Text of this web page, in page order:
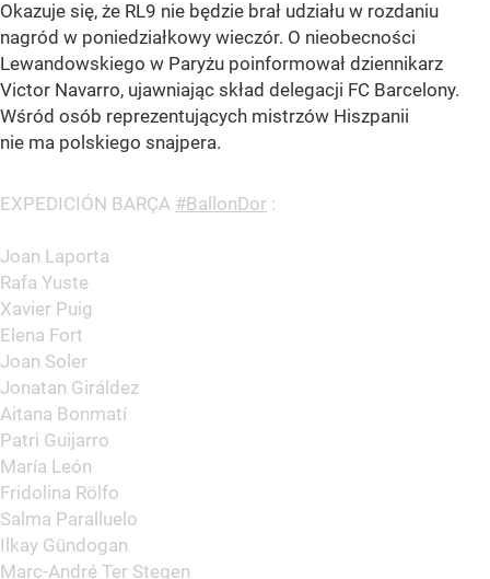
Okazuje się, że RL9 nie będzie brał udziału w rozdaniu
nagród w poniedziałkowy wieczór. O nieobecności
Lewandowskiego w Paryżu poinformował dziennikarz
Victor Navarro, ujawniając skład delegacji FC Barcelony.
Wśród osób reprezentujących mistrzów Hiszpanii
nie ma polskiego snajpera.
EXPEDICIÓN BARÇA #BallonDor :
Joan Laporta
Rafa Yuste
Xavier Puig
Elena Fort
Joan Soler
Jonatan Giráldez
Aitana Bonmatí
Patri Guijarro
María León
Fridolina Rölfo
Salma Paralluelo
Ilkay Gündogan
Marc-André Ter Stegen